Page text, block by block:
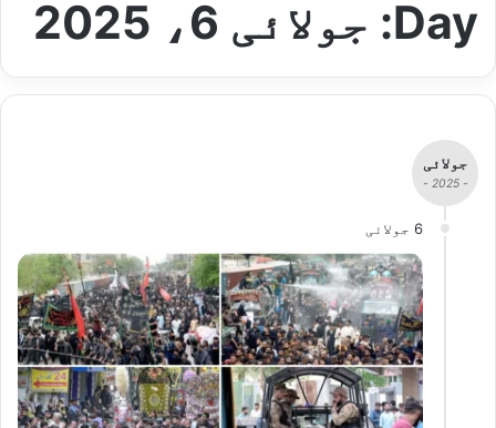
Day: جولائی 6، 2025
جولائی
- 2025 -
6 جولائی